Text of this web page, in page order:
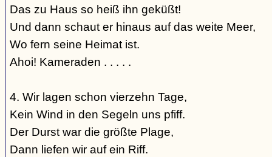
Das zu Haus so heiß ihn geküßt!
Und dann schaut er hinaus auf das weite Meer,
Wo fern seine Heimat ist.
Ahoi! Kameraden . . . . .
4. Wir lagen schon vierzehn Tage,
Kein Wind in den Segeln uns pfiff.
Der Durst war die größte Plage,
Dann liefen wir auf ein Riff.